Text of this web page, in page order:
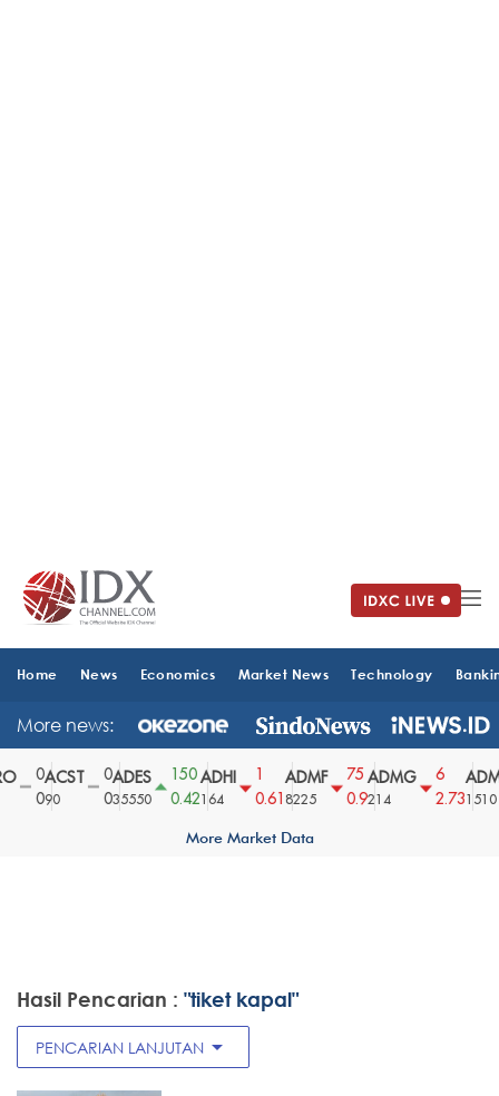
Home News Economics Market News Technology
More news:
ACST
90
ADES
35550
150
0.42
ADHI
164
0.61
ADMF
8225
75
0.9
ADMG
214
2.73
ADMR
1510
More Market Data
Hasil Pencarian : "tiket kapal"
PENCARIAN LANJUTAN arrow_drop_down